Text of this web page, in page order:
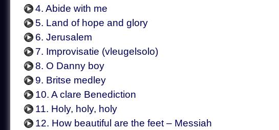
4. Abide with me
5. Land of hope and glory
6. Jerusalem
7. Improvisatie (vleugelsolo)
8. O Danny boy
9. Britse medley
10. A clare Benediction
11. Holy, holy, holy
12. How beautiful are the feet – Messiah